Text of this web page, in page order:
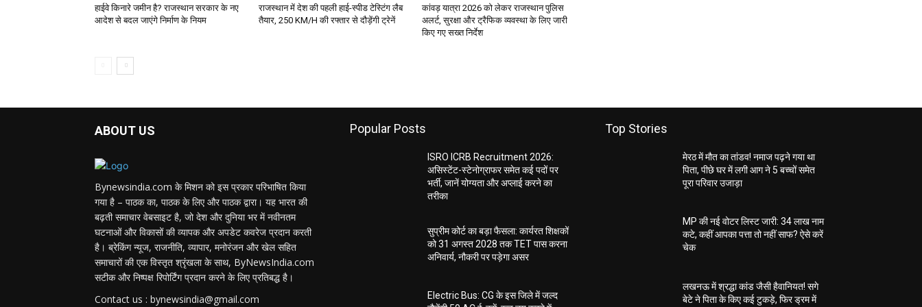
हाईवे किनारे जमीन है? राजस्थान सरकार के नए
आदेश से बदल जाएंगे निर्माण के नियम
राजस्थान में देश की पहली हाई-स्पीड टेस्टिंग लैब
तैयार, 250 KM/H की रफ्तार से दौड़ेंगी ट्रेनें
कांवड़ यात्रा 2026 को लेकर राजस्थान पुलिस
अलर्ट, सुरक्षा और ट्रैफिक व्यवस्था के लिए जारी
किए गए सख्त निर्देश
ABOUT US
Bynewsindia.com के मिशन को इस प्रकार परिभाषित किया
गया है – पाठक का, पाठक के लिए और पाठक द्वारा। यह भारत की
बढ़ती समाचार वेबसाइट है, जो देश और दुनिया भर में नवीनतम
घटनाओं और विकासों की व्यापक और अपडेट कवरेज प्रदान करती
है। ब्रेकिंग न्यूज, राजनीति, व्यापार, मनोरंजन और खेल सहित
समाचारों की एक विस्तृत श्रृंखला के साथ, ByNewsIndia.com
सटीक और निष्पक्ष रिपोर्टिंग प्रदान करने के लिए प्रतिबद्ध है।
Contact us : bynewsindia@gmail.com
Popular Posts
ISRO ICRB Recruitment 2026:
असिस्टेंट-स्टेनोग्राफर समेत कई पदों पर
भर्ती, जानें योग्यता और अप्लाई करने का
तरीका
सुप्रीम कोर्ट का बड़ा फैसला: कार्यरत शिक्षकों
को 31 अगस्त 2028 तक TET पास करना
अनिवार्य, नौकरी पर पड़ेगा असर
Electric Bus: CG के इस जिले में जल्द
Top Stories
मेरठ में मौत का तांडव! नमाज पढ़ने गया था
पिता, पीछे घर में लगी आग ने 5 बच्चों समेत
पूरा परिवार उजाड़ा
MP की नई वोटर लिस्ट जारी: 34 लाख नाम
कटे, कहीं आपका पत्ता तो नहीं साफ? ऐसे करें
चेक
लखनऊ में श्रद्धा कांड जैसी हैवानियत! सगे
बेटे ने पिता के किए कई टुकड़े, फिर ड्रम में